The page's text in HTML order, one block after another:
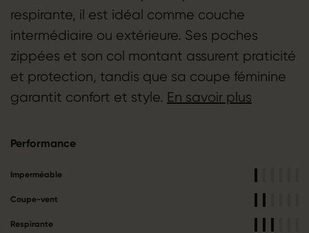
respirante, il est idéal comme couche
intermédiaire ou extérieure. Ses poches
zippées et son col montant assurent praticité
et protection, tandis que sa coupe féminine
garantit confort et style. En savoir plus
Performance
Imperméable
Coupe-vent
Respirante